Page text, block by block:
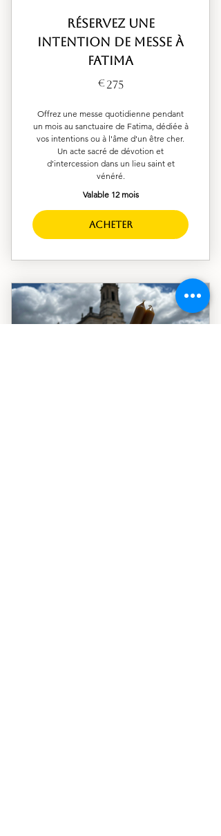
Réservez une
intention de messe à
Fatima
€ 275275€
Offrez une messe quotidienne pendant
un mois au sanctuaire de Fatima, dédiée à
vos intentions ou à l'âme d'un être cher.
Un acte sacré de dévotion et
d'intercession dans un lieu saint et
vénéré.
Valable 12 mois
Acheter